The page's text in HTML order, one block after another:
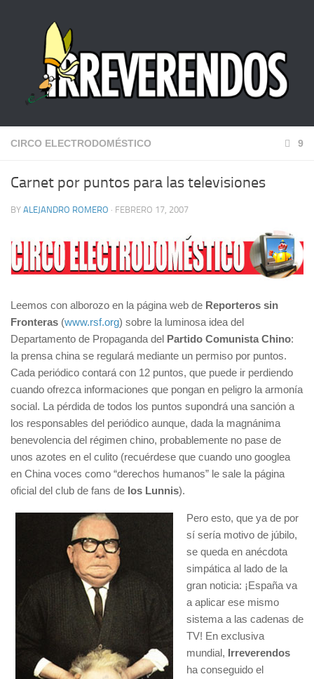
CIRCO ELECTRODOMÉSTICO 9
Carnet por puntos para las televisiones
BY ALEJANDRO ROMERO · FEBRERO 17, 2007
Leemos con alborozo en la página web de Reporteros sin
Fronteras (www.rsf.org) sobre la luminosa idea del
Departamento de Propaganda del Partido Comunista Chino:
la prensa china se regulará mediante un permiso por puntos.
Cada periódico contará con 12 puntos, que puede ir perdiendo
cuando ofrezca informaciones que pongan en peligro la armonía
social. La pérdida de todos los puntos supondrá una sanción a
los responsables del periódico aunque, dada la magnánima
benevolencia del régimen chino, probablemente no pase de
unos azotes en el culito (recuérdese que cuando uno googlea
en China voces como “derechos humanos” le sale la página
oficial del club de fans de los Lunnis).
Pero esto, que ya de por
sí sería motivo de júbilo,
se queda en anécdota
simpática al lado de la
gran noticia: ¡España va
a aplicar ese mismo
sistema a las cadenas de
TV! En exclusiva
mundial, Irreverendos
ha conseguido el